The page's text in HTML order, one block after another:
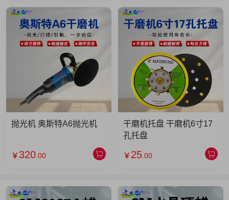
抛光机 奥斯特A6抛光机
￥ 320 .00
干磨机托盘 干磨机6寸17
孔托盘
￥ 25 .00